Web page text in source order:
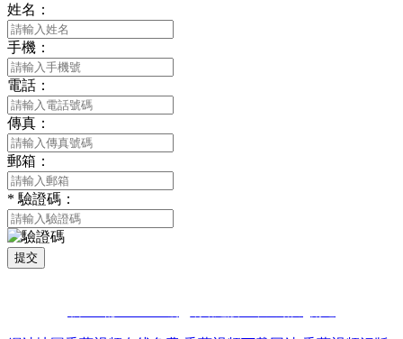
姓名：
手機：
電話：
傳真：
郵箱：
* 驗證碼：
提交